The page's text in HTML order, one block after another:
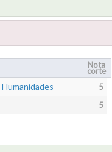
Nota
corte
5
5